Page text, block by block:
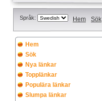
Språk: Hem Sök
Hem
Sök
Nya länkar
Topplänkar
Populära länkar
Slumpa länkar